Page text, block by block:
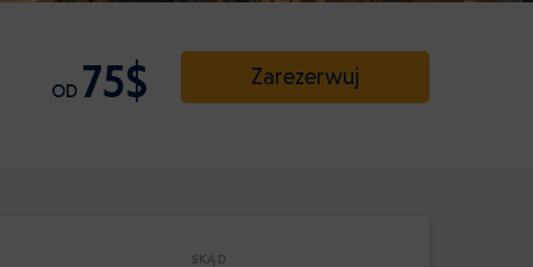
OD 75$ Zarezerwuj
SKĄD